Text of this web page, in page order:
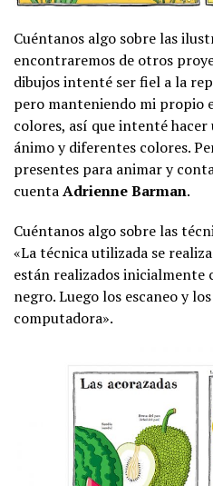
Cuéntanos algo sobre las
encontraremos de otros
dibujos intenté ser fiel a la
pero manteniendo mi propio
colores, así que intenté
ánimo y diferentes colores.
presentes para animar y
cuentaAdrienne Barman.
Cuéntanos algo sobre las
«La técnica utilizada se
están realizados
negro. Luego los escaneo y
computadora».